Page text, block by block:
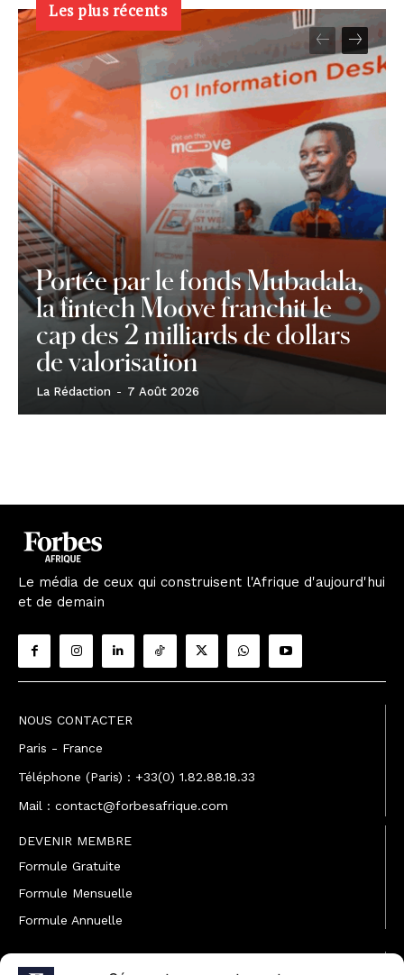
Les plus récents
Portée par le fonds Mubadala,
la fintech Moove franchit le
cap des 2 milliards de dollars
de valorisation
La Rédaction - 7 Août 2026
Le média de ceux qui construisent l'Afrique d'aujourd'hui
et de demain
NOUS CONTACTER
Paris - France
Téléphone (Paris) : +33(0) 1.82.88.18.33
Mail : contact@forbesafrique.com
DEVENIR MEMBRE
Formule Gratuite
Formule Mensuelle
Formule Annuelle
JOINDRE L'ÉQUIPE